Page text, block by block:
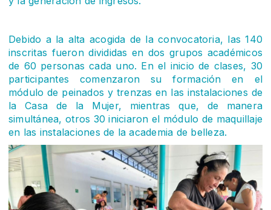
Debido a la alta acogida de la convocatoria, las 140
inscritas fueron divididas en dos grupos académicos
de 60 personas cada uno. En el inicio de clases, 30
participantes comenzaron su formación en el
módulo de peinados y trenzas en las instalaciones de
la Casa de la Mujer, mientras que, de manera
simultánea, otros 30 iniciaron el módulo de maquillaje
en las instalaciones de la academia de belleza.